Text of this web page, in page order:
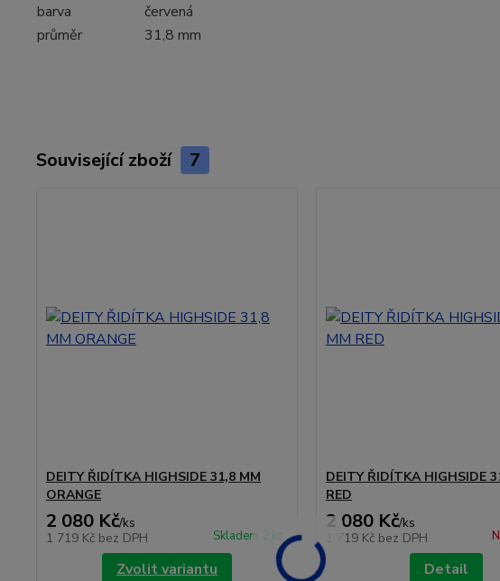
barva
červená
průměr
31,8 mm
Související zboží 7
DEITY ŘIDÍTKA HIGHSIDE 31,8 MM
ORANGE
2 080 Kč/ks
1 719 Kč bez DPH Skladem 2 ks
Zvolit variantu
DEITY ŘIDÍTKA HIGHSIDE
RED
2 080 Kč/ks
1 719 Kč bez DPH
Detail